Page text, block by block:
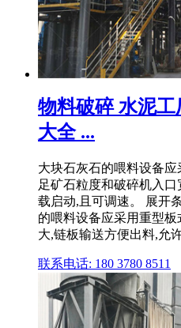
物料破碎 水泥
大全 ...
大块石灰石的喂料设备
足矿石粒度和破碎机入
载启动,且可调速。 展开
的喂料设备应采用重型
大,链板输送方便出料,允
联系电话: 180 3780 8511